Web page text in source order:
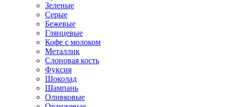
Зеленые
Серые
Бежевые
Глянцевые
Кофе с молоком
Металлик
Слоновая кость
Фуксия
Шоколад
Шампань
Оливковые